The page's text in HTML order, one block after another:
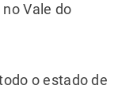
no Vale do
o estado de